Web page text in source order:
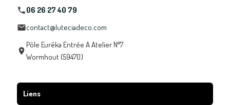
06 26 27 40 79
contact@luteciadeco.com
Pôle Eurêka Entrée A Atelier N°7
Wormhout (59470)
Liens